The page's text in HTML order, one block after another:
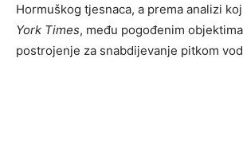
Hormuškog tjesnaca, a prema analizi
York Times, među pogođenim
postrojenje za snabdijevanje pitkom